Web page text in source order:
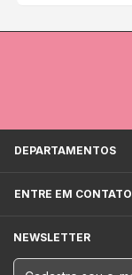
DEPARTAMENTOS
ENTRE EM CONTATO
NEWSLETTER